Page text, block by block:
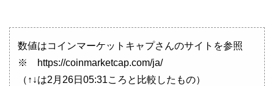
数値はコインマーケットキャプさんのサイトを参照
※ https://coinmarketcap.com/ja/
（↑↓は2月26日05:31ころと比較したもの）